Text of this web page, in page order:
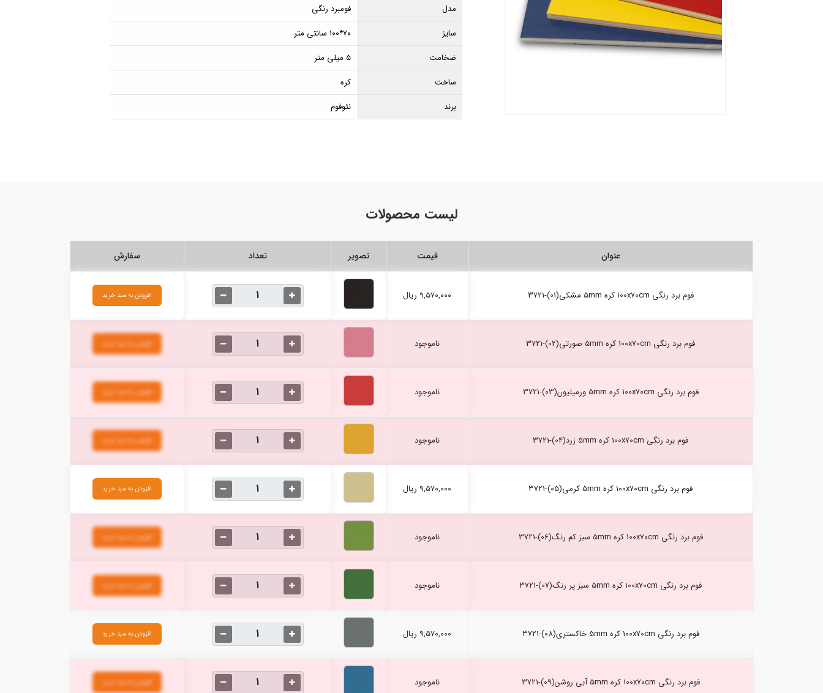
مدل
فومبرد رنگی
سایز
۷۰*۱۰۰ سانتی متر
ضخامت
۵ میلی متر
ساخت
کره
برند
نئوفوم
لیست محصولات
عنوان قیمت تصویر تعداد سفارش
فوم برد رنگی 100x70cm کره 5mm مشکی(01)-3721 ۹,۵۷۰,۰۰۰ ریال افزودن به سبد خرید
فوم برد رنگی 100x70cm کره 5mm صورتی(02)-3721 ناموجود افزودن به سبد خرید
فوم برد رنگی 100x70cm کره 5mm ورمیلیون(03)-3721 ناموجود افزودن به سبد خرید
فوم برد رنگی 100x70cm کره 5mm زرد(04)-3721 ناموجود افزودن به سبد خرید
فوم برد رنگی 100x70cm کره 5mm کرمی(05)-3721 ۹,۵۷۰,۰۰۰ ریال افزودن به سبد خرید
فوم برد رنگی 100x70cm کره 5mm سبز کم رنگ(06)-3721 ناموجود افزودن به سبد خرید
فوم برد رنگی 100x70cm کره 5mm سبز پر رنگ(07)-3721 ناموجود افزودن به سبد خرید
فوم برد رنگی 100x70cm کره 5mm خاکستری(08)-3721 ۹,۵۷۰,۰۰۰ ریال افزودن به سبد خرید
فوم برد رنگی 100x70cm کره 5mm آبی روشن(09)-3721 ناموجود افزودن به سبد خرید